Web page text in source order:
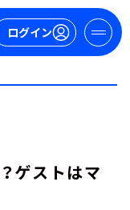
ログイン
ゲストはマ